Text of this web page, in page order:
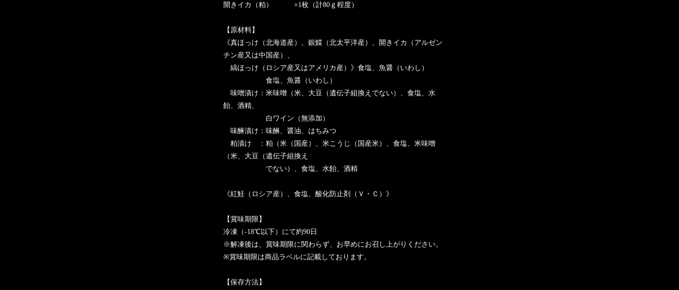
開きイカ（粕） ×1枚（計80ｇ程度）
【原材料】
《真ほっけ（北海道産）、銀鰈（北太平洋産）、開きイカ（アルゼン
チン産又は中国産）、
縞ほっけ（ロシア産又はアメリカ産）》食塩、魚醤（いわし）
食塩、魚醤（いわし）
味噌漬け：米味噌（米、大豆（遺伝子組換えでない）、食塩、水
飴、酒精、
白ワイン（無添加）
味醂漬け：味醂、醤油、はちみつ
粕漬け ：粕（米（国産）、米こうじ（国産米）、食塩、米味噌
（米、大豆（遺伝子組換え
でない）、食塩、水飴、酒精
《紅鮭（ロシア産）、食塩、酸化防止剤（Ｖ・Ｃ）》
【賞味期限】
冷凍（-18℃以下）にて約90日
※解凍後は、賞味期限に関わらず、お早めにお召し上がりください。
※賞味期限は商品ラベルに記載しております。
【保存方法】